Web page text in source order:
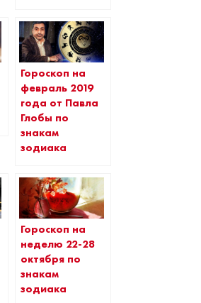
Гороскоп на
февраль 2019
года от Павла
Глобы по
знакам
зодиака
Гороскоп на
неделю 22-28
октября по
знакам
зодиака